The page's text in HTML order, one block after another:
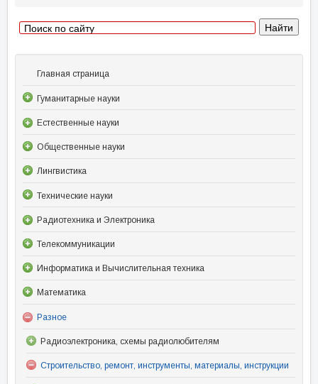
Главная страница
Гуманитарные науки
Естественные науки
Общественные науки
Лингвистика
Технические науки
Радиотехника и Электроника
Телекоммуникации
Информатика и Вычислительная техника
Математика
Разное
Радиоэлектроника, схемы радиолюбителям
Строительство, ремонт, инструменты, материалы, инструкции